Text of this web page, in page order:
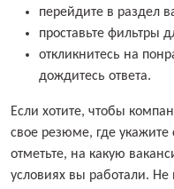
перейдите в раздел
проставьте фильтры
откликнитесь на
дождитесь ответа.
Если хотите, чтобы
свое резюме, где
отметьте, на какую
условиях вы работали.